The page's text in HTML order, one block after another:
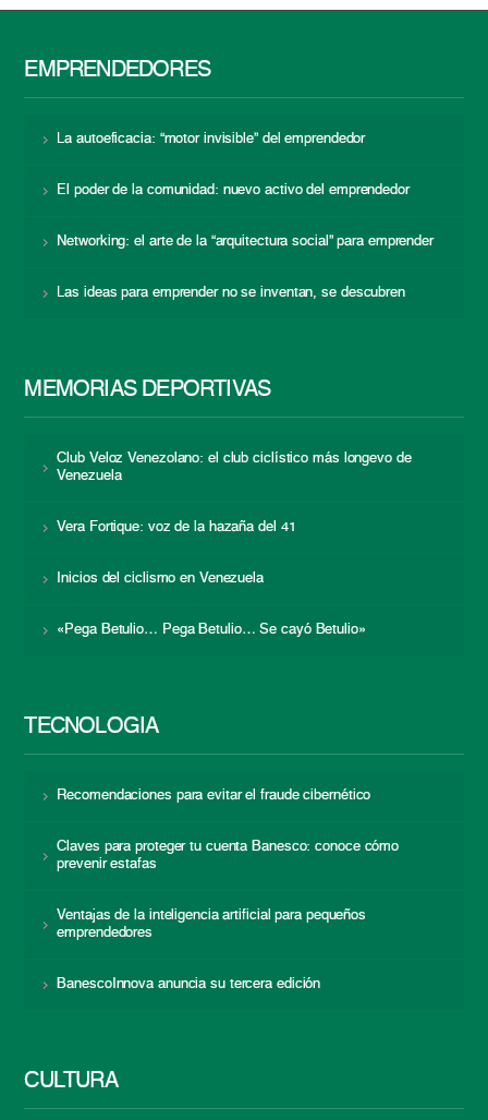
EMPRENDEDORES
La autoeficacia: “motor invisible” del emprendedor
El poder de la comunidad: nuevo activo del emprendedor
Networking: el arte de la “arquitectura social” para emprender
Las ideas para emprender no se inventan, se descubren
MEMORIAS DEPORTIVAS
Club Veloz Venezolano: el club ciclístico más longevo de
Venezuela
Vera Fortique: voz de la hazaña del 41
Inicios del ciclismo en Venezuela
«Pega Betulio… Pega Betulio… Se cayó Betulio»
TECNOLOGÍA
Recomendaciones para evitar el fraude cibernético
Claves para proteger tu cuenta Banesco: conoce cómo
prevenir estafas
Ventajas de la inteligencia artificial para pequeños
emprendedores
BanescoInnova anuncia su tercera edición
CULTURA